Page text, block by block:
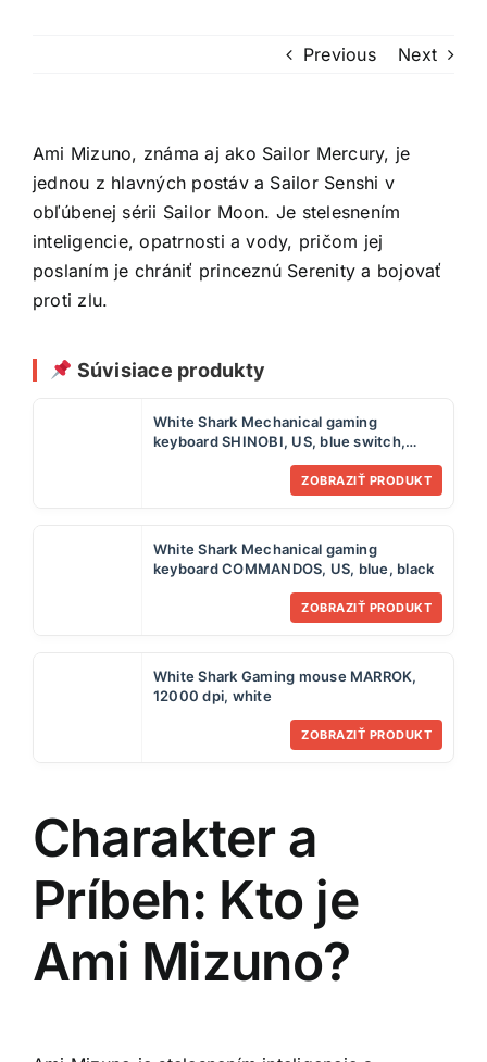
Previous Next
Ami Mizuno, známa aj ako Sailor Mercury, je
jednou z hlavných postáv a Sailor Senshi v
obľúbenej sérii Sailor Moon. Je stelesnením
inteligencie, opatrnosti a vody, pričom jej
poslaním je chrániť princeznú Serenity a bojovať
proti zlu.
Súvisiace produkty
White Shark Mechanical gaming
keyboard SHINOBI, US, blue switch,
ZOBRAZIŤ PRODUKT
White Shark Mechanical gaming
keyboard COMMANDOS, US, blue, black
ZOBRAZIŤ PRODUKT
White Shark Gaming mouse MARROK,
12000 dpi, white
ZOBRAZIŤ PRODUKT
Charakter a
Príbeh: Kto je
Ami Mizuno?